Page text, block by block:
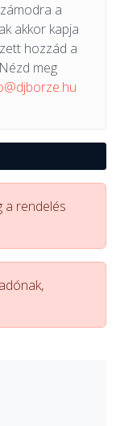
a
akkor kapja
hozzád a
meg
a rendelés